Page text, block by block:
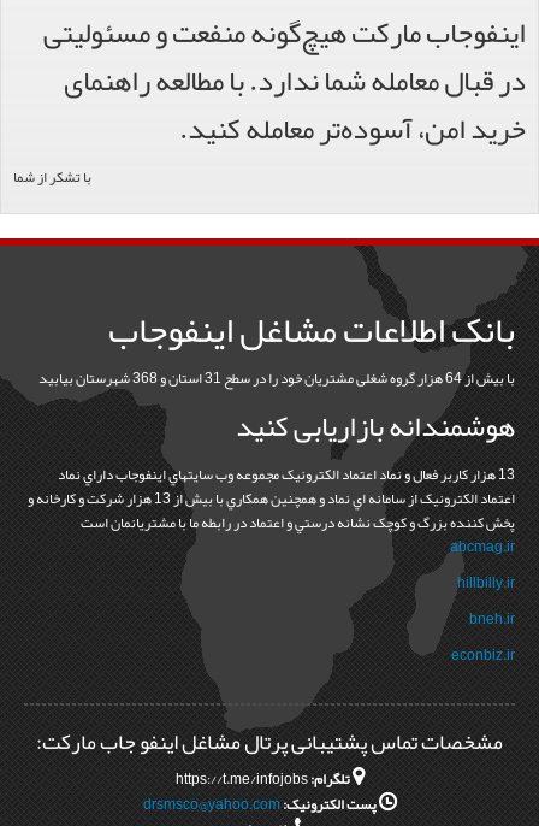
اینفوجاب مارکت هیچ‌گونه منفعت و مسئولیتی
در قبال معامله شما ندارد. با مطالعه راهنمای
خرید امن، آسوده‌تر معامله کنید.
با تشکر از شما
بانک اطلاعات مشاغل اینفوجاب
با بیش از 64 هزار گروه شغلی مشتریان خود را در سطح 31 استان و 368 شهرستان بیابید
هوشمندانه بازاریابی کنید
13 هزار کاربر فعال و نماد اعتماد الکترونيک مجموعه وب سايتهاي اينفوجاب داراي نماد
اعتماد الکترونيک از سامانه اي نماد و همچنين همکاري با بيش از 13 هزار شرکت و کارخانه و
پخش کننده بزرگ و کوچک نشانه درستي و اعتماد در رابطه ما با مشتريانمان است
abcmag.ir
hillbilly.ir
bneh.ir
econbiz.ir
مشخصات تماس پشتیبانی پرتال مشاغل اینفو جاب مارکت:
تلگرام:https://t.me/infojobs
پست الکترونیک:drsmsco@yahoo.com